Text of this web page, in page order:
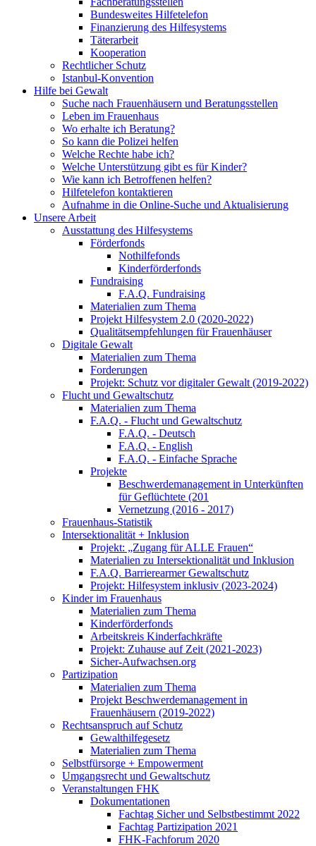
Bundesweites Hilfetelefon
Finanzierung des Hilfesystems
Täterarbeit
Kooperation
Rechtlicher Schutz
Istanbul-Konvention
Hilfe bei Gewalt
Suche nach Frauenhäusern und Beratungsstellen
Leben im Frauenhaus
Wo erhalte ich Beratung?
So kann die Polizei helfen
Welche Rechte habe ich?
Welche Unterstützung gibt es für Kinder?
Wie kann ich Betroffenen helfen?
Hilfetelefon kontaktieren
Aufnahme in die Online-Suche und Aktualisierung
Unsere Arbeit
Ausstattung des Hilfesystems
Förderfonds
Nothilfefonds
Kinderförderfonds
Fundraising
F.A.Q. Fundraising
Materialien zum Thema
Projekt Hilfesystem 2.0 (2020-2022)
Qualitätsempfehlungen für Frauenhäuser
Digitale Gewalt
Materialien zum Thema
Forderungen
Projekt: Schutz vor digitaler Gewalt (2019-2022)
Flucht und Gewaltschutz
Materialien zum Thema
F.A.Q. - Flucht und Gewaltschutz
F.A.Q. - Deutsch
F.A.Q. - English
F.A.Q. - Einfache Sprache
Projekte
Beschwerdemanagement in Unterkünften
für Geflüchtete (201
Vernetzung (2016 - 2017)
Frauenhaus-Statistik
Intersektionalität + Inklusion
Projekt: „Zugang für ALLE Frauen“
Materialien zu Intersektionalität und Inklusion
F.A.Q. Barrierearmer Gewaltschutz
Projekt: Hilfesystem inklusiv (2023-2024)
Kinder im Frauenhaus
Materialien zum Thema
Kinderförderfonds
Arbeitskreis Kinderfachkräfte
Projekt: Zuhause auf Zeit (2021-2023)
Sicher-Aufwachsen.org
Partizipation
Materialien zum Thema
Projekt Beschwerdemanagement in
Frauenhäusern (2019-2022)
Rechtsanspruch auf Schutz
Gewalthilfegesetz
Materialien zum Thema
Selbstfürsorge + Empowerment
Umgangsrecht und Gewaltschutz
Veranstaltungen FHK
Dokumentationen
Fachtag Sicher und Selbstbestimmt 2022
Fachtag Partizipation 2021
FHK-Fachforum 2020